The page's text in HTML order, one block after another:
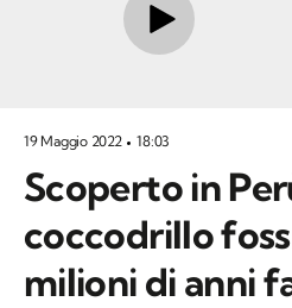
19 Maggio 2022 18:03
Scoperto in
coccodrillo
milioni di anni